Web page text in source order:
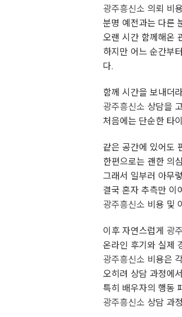
광주흥신소 의뢰 비
분명 예전과는 다른
오랜 시간 함께해온
하지만 어느 순간부
다.
함께 시간을 보내더
광주흥신소 상담을
처음에는 단순한 타
같은 공간에 있어도
한편으로는 괜한 의
그래서 일부러 아무
결국 혼자 추측만 이
광주흥신소 비용 및
이후 자연스럽게 광
온라인 후기와 실제
광주흥신소 비용은
오히려 상담 과정에
특히 배우자의 행동
광주흥신소 상담 과